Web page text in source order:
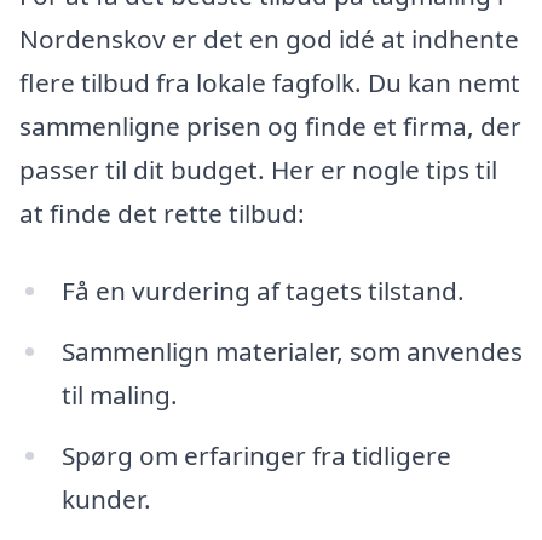
Nordenskov er det en god idé at indhente
flere tilbud fra lokale fagfolk. Du kan nemt
sammenligne prisen og finde et firma, der
passer til dit budget. Her er nogle tips til
at finde det rette tilbud:
Få en vurdering af tagets tilstand.
Sammenlign materialer, som anvendes
til maling.
Spørg om erfaringer fra tidligere
kunder.